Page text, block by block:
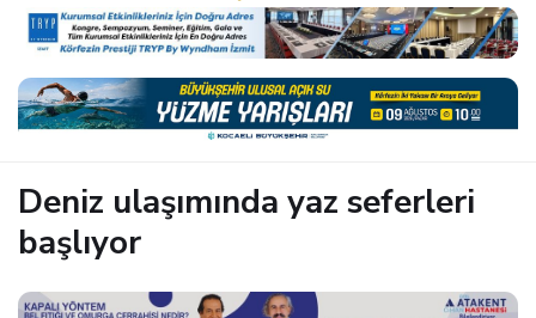
Deniz ulaşımında yaz seferleri
başlıyor